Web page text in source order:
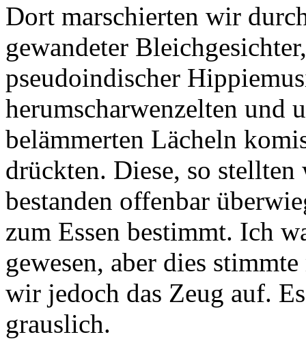
Dort marschierten wir
gewandeter
pseudoindischer
herumscharwenzelten und
belämmerten Lächeln
drückten. Diese, so
bestanden offenbar
zum Essen bestimmt. Ich
gewesen, aber dies
wir jedoch das Zeug auf.
grauslich.